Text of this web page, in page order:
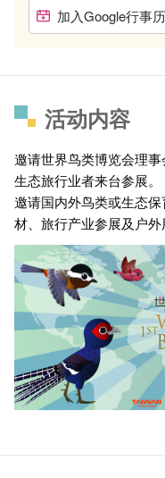
加入Google行事历
活动内容
邀请世界鸟类博览会理事
生态旅行业者来台参展。
邀请国内外鸟类或生态
材、旅行产业参展及户外